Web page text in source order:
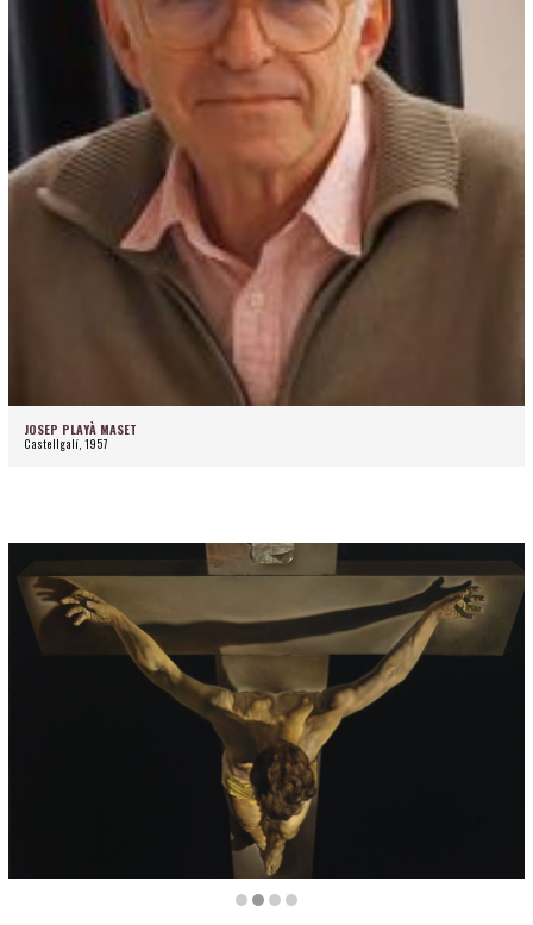
JOSEP PLAYÀ MASET
Castellgalí, 1957